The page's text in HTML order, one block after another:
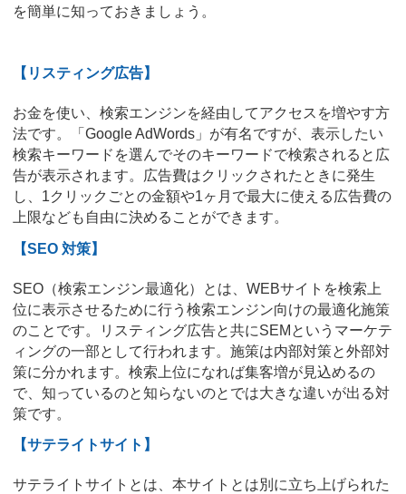
を簡単に知っておきましょう。
【リスティング広告】
お金を使い、検索エンジンを経由してアクセスを増やす方
法です。「Google AdWords」が有名ですが、表示したい
検索キーワードを選んでそのキーワードで検索されると広
告が表示されます。広告費はクリックされたときに発生
し、1クリックごとの金額や1ヶ月で最大に使える広告費の
上限なども自由に決めることができます。
【SEO 対策】
SEO（検索エンジン最適化）とは、WEBサイトを検索上
位に表示させるために行う検索エンジン向けの最適化施策
のことです。リスティング広告と共にSEMというマーケテ
ィングの一部として行われます。施策は内部対策と外部対
策に分かれます。検索上位になれば集客増が見込めるの
で、知っているのと知らないのとでは大きな違いが出る対
策です。
【サテライトサイト】
サテライトサイトとは、本サイトとは別に立ち上げられた